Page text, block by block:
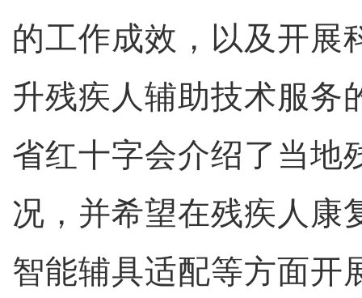
的工作成效，以及开展
升残疾人辅助技术服务
省红十字会介绍了当地
况，并希望在残疾人康
智能辅具适配等方面开